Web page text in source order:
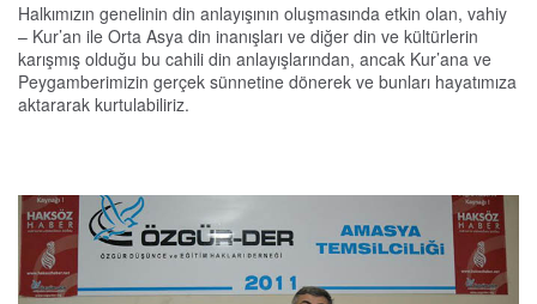
Halkımızın genelinin din anlayışının oluşmasında etkin olan, vahiy
– Kur’an ile Orta Asya din inanışları ve diğer din ve kültürlerin
karışmış olduğu bu cahili din anlayışlarından, ancak Kur’ana ve
Peygamberimizin gerçek sünnetine dönerek ve bunları hayatımıza
aktararak kurtulabiliriz.